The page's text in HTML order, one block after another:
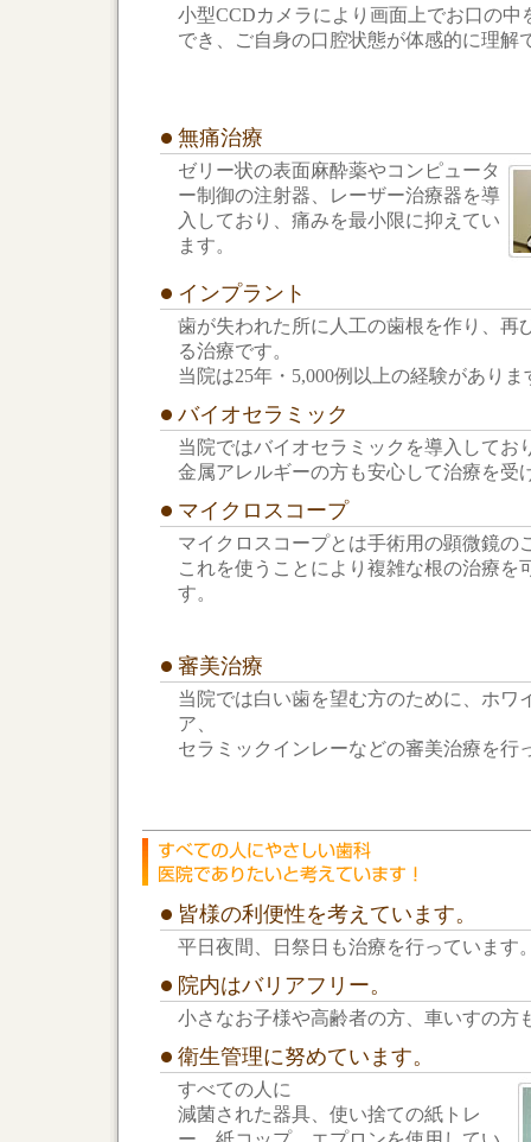
小型CCDカメラにより画面上でお口の中
でき、ご自身の口腔状態が体感的に理解
無痛治療
ゼリー状の表面麻酔薬やコンピュータ
ー制御の注射器、レーザー治療器を導
入しており、痛みを最小限に抑えてい
ます。
インプラント
歯が失われた所に人工の歯根を作り、再
る治療です。
当院は25年・5,000例以上の経験がありま
バイオセラミック
当院ではバイオセラミックを導入してお
金属アレルギーの方も安心して治療を受
マイクロスコープ
マイクロスコープとは手術用の顕微鏡の
これを使うことにより複雑な根の治療を
す。
審美治療
当院では白い歯を望む方のために、ホワ
ア、
セラミックインレーなどの審美治療を行
皆様の利便性を考えています。
平日夜間、日祭日も治療を行っています
院内はバリアフリー。
小さなお子様や高齢者の方、車いすの方
衛生管理に努めています。
すべての人に
減菌された器具、使い捨ての紙トレ